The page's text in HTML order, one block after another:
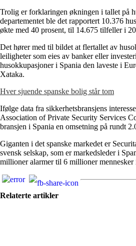
Trolig er forklaringen økningen i tallet på
departementet ble det rapportert 10.376
økte med 40 prosent, til 14.675 tilfeller i
Det hører med til bildet at flertallet av
leiligheter som eies av banker eller
husokkupasjoner i Spania den laveste i
Xataka.
Hver sjuende spanske bolig står tom
Ifølge data fra sikkerhetsbransjens
Association of Private Security Services
bransjen i Spania en omsetning på rundt
Giganten i det spanske markedet er
svensk selskap, som er markedsleder i
millioner alarmer til 6 millioner mennesker
Relaterte artikler